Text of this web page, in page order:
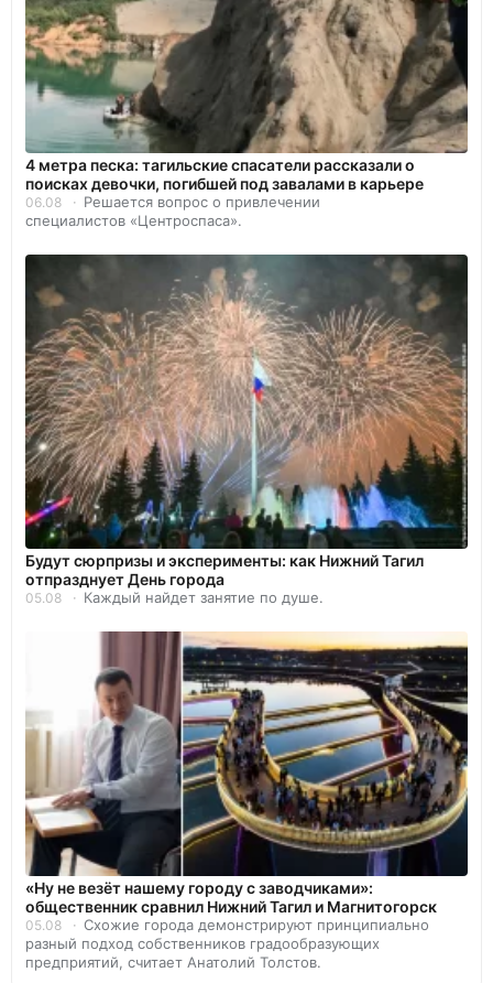
4 метра песка: тагильские спасатели рассказали о
поисках девочки, погибшей под завалами в карьере
06.08
Решается вопрос о привлечении
специалистов «Центроспаса».
Будут сюрпризы и эксперименты: как Нижний Тагил
отпразднует День города
05.08 Каждый найдет занятие по душе.
«Ну не везёт нашему городу с заводчиками»:
общественник сравнил Нижний Тагил и Магнитогорск
05.08
Схожие города демонстрируют принципиально
разный подход собственников градообразующих
предприятий, считает Анатолий Толстов.